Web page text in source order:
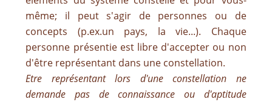
même; il peut s'agir de personnes ou de
concepts (p.ex.un pays, la vie...). Chaque
personne présentie est libre d'accepter ou non
d'être représentant dans une constellation.
Etre représentant lors d'une constellation ne
demande pas de connaissance ou d'aptitude